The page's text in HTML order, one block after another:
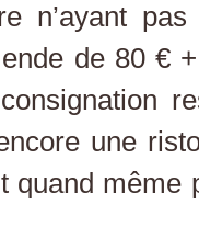
n’ayant
de 80 €
une
quand